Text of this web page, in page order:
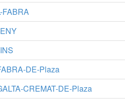
FABRA
DE-Plaza
CREMAT-DE-Plaza